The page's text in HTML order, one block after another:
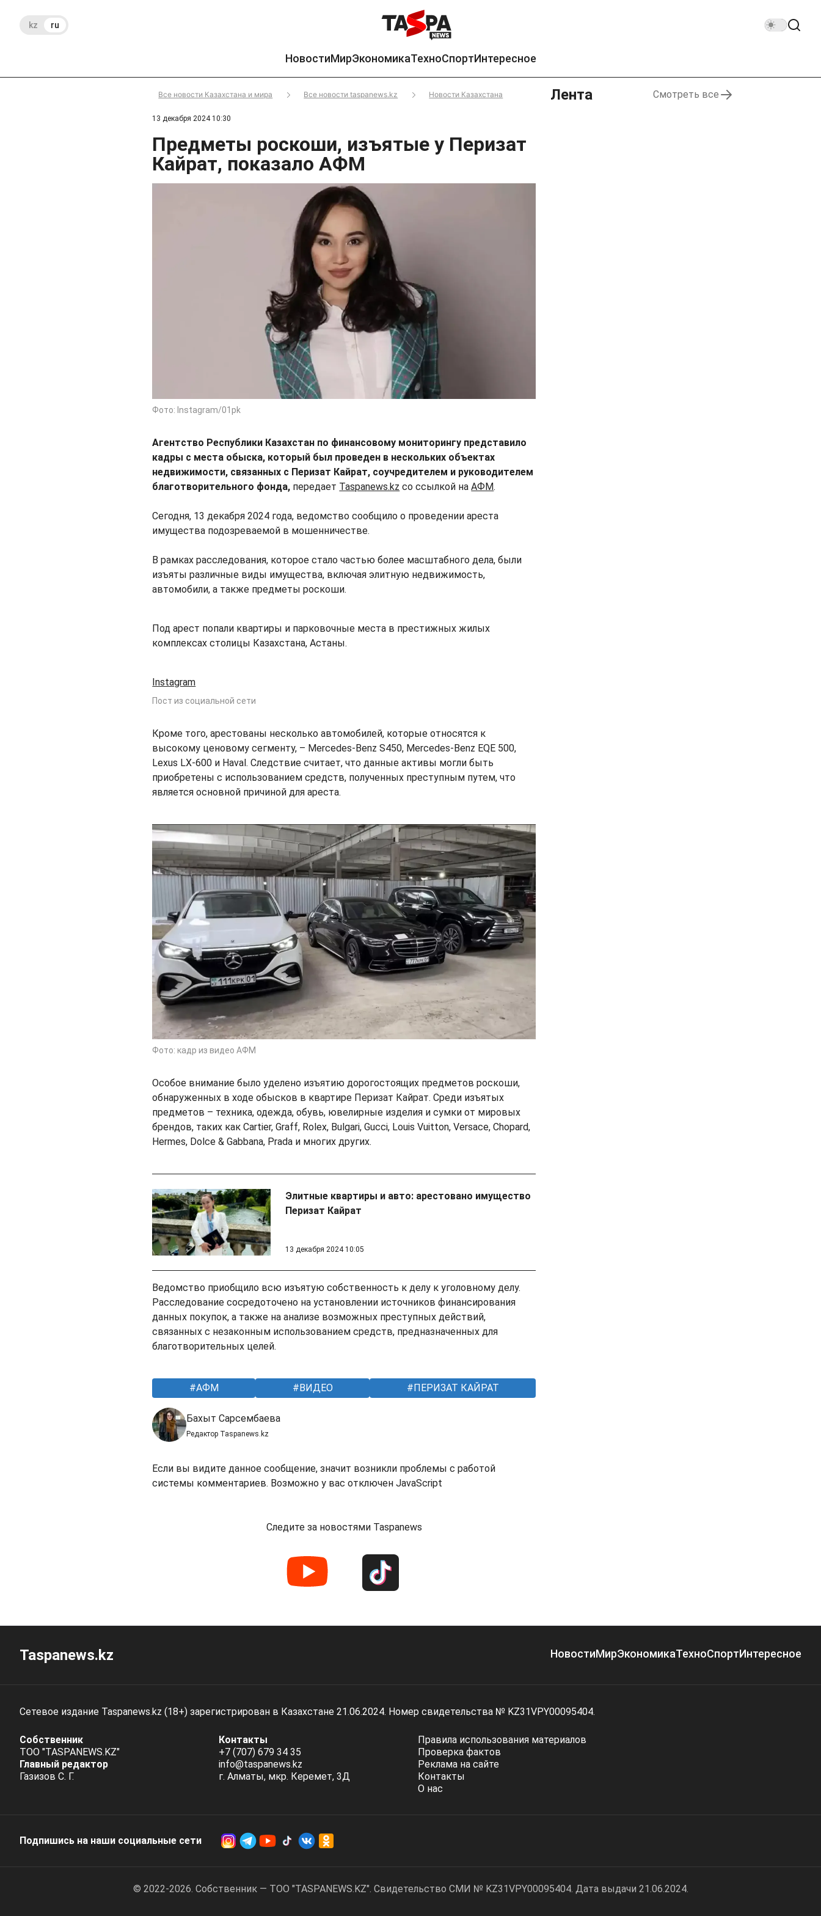
kz ru
НовостиМирЭкономикаТехноСпортИнтересное
Все новости Казахстана и мира Все новости taspanews.kz Новости Казахстана
13 декабря 2024 10:30
Предметы роскоши, изъятые у Перизат
Кайрат, показало АФМ
Фото: Instagram/01pk
Агентство Республики Казахстан по финансовому мониторингу представило
кадры с места обыска, который был проведен в нескольких объектах
недвижимости, связанных с Перизат Кайрат, соучредителем и руководителем
благотворительного фонда, передает Taspanews.kz со ссылкой наАФМ.
Сегодня, 13 декабря 2024 года, ведомство сообщило о проведении ареста
имущества подозреваемой в мошенничестве.
В рамках расследования, которое стало частью более масштабного дела, были
изъяты различные виды имущества, включая элитную недвижимость,
автомобили, а также предметы роскоши.
Под арест попали квартиры и парковочные места в престижных жилых
комплексах столицы Казахстана, Астаны.
Instagram
Пост из социальной сети
Кроме того, арестованы несколько автомобилей, которые относятся к
высокому ценовому сегменту, – Mercedes-Benz S450, Mercedes-Benz EQE 500,
Lexus LX-600 и Haval. Следствие считает, что данные активы могли быть
приобретены с использованием средств, полученных преступным путем, что
является основной причиной для ареста.
Фото: кадр из видео АФМ
Особое внимание было уделено изъятию дорогостоящих предметов роскоши,
обнаруженных в ходе обысков в квартире Перизат Кайрат. Среди изъятых
предметов – техника, одежда, обувь, ювелирные изделия и сумки от мировых
брендов, таких как Cartier, Graff, Rolex, Bulgari, Gucci, Louis Vuitton, Versace, Chopard,
Hermes, Dolce & Gabbana, Prada и многих других.
Элитные квартиры и авто: арестовано имущество
Перизат Кайрат
13 декабря 2024 10:05
Ведомство приобщило всю изъятую собственность к делу к уголовному делу.
Расследование сосредоточено на установлении источников финансирования
данных покупок, а также на анализе возможных преступных действий,
связанных с незаконным использованием средств, предназначенных для
благотворительных целей.
АФМ ВИДЕО ПЕРИЗАТ КАЙРАТ
Бахыт Сарсембаева
Редактор Taspanews.kz
Если вы видите данное сообщение, значит возникли проблемы с работой
системы комментариев. Возможно у вас отключен JavaScript
Следите за новостями Taspanews
Лента Смотреть все
Taspanews.kz НовостиМирЭкономикаТехноСпортИнтересное
Сетевое издание Taspanews.kz (18+) зарегистрирован в Казахстане 21.06.2024. Номер свидетельства № KZ31VPY00095404.
Собственник
ТОО "TASPANEWS.KZ"
Главный редактор
Газизов С. Г.
Контакты
+7 (707) 679 34 35
info@taspanews.kz
г. Алматы, мкр. Керемет, 3Д
Правила использования материалов
Проверка фактов
Реклама на сайте
Контакты
О нас
Подпишись на наши социальные cети
© 2022-2026. Собственник — ТОО "TASPANEWS.KZ". Cвидетельство СМИ № KZ31VPY00095404. Дата выдачи 21.06.2024.